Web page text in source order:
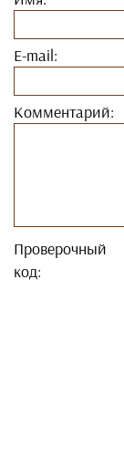
E-mail:
Комментарий:
Проверочный
код: